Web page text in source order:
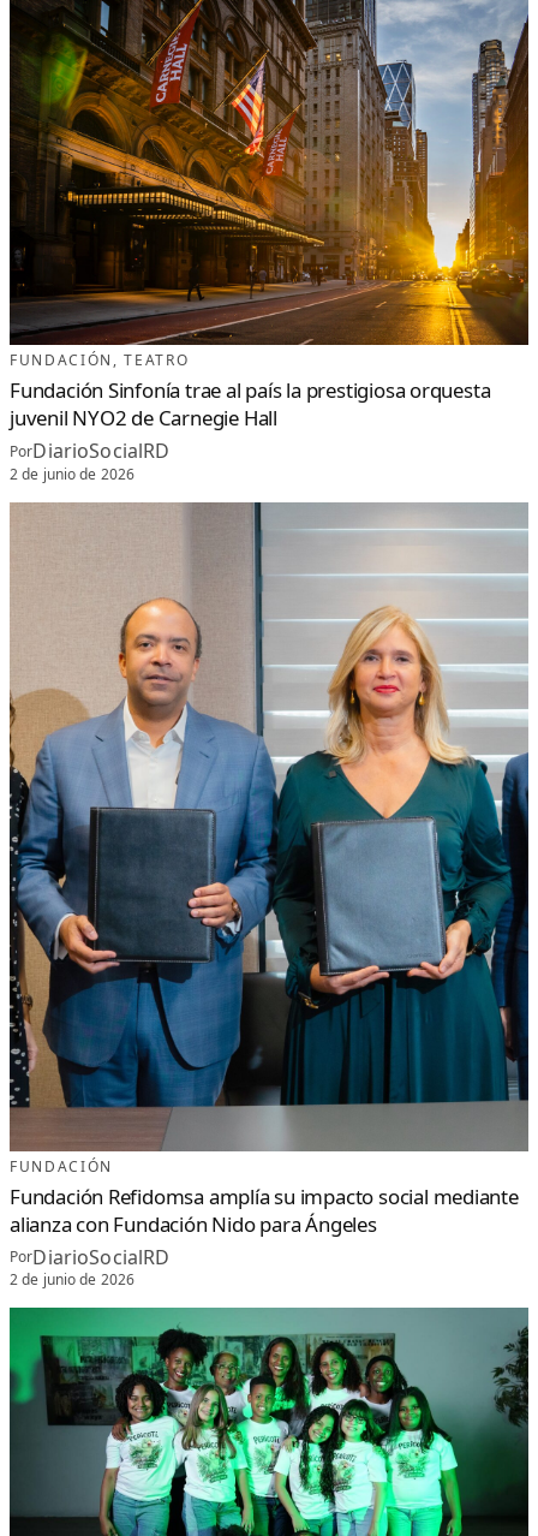
FUNDACIÓN , TEATRO
Fundación Sinfonía trae al país la prestigiosa orquesta
juvenil NYO2 de Carnegie Hall
PorDiarioSocialRD
2 de junio de 2026
FUNDACIÓN
Fundación Refidomsa amplía su impacto social mediante
alianza con Fundación Nido para Ángeles
PorDiarioSocialRD
2 de junio de 2026